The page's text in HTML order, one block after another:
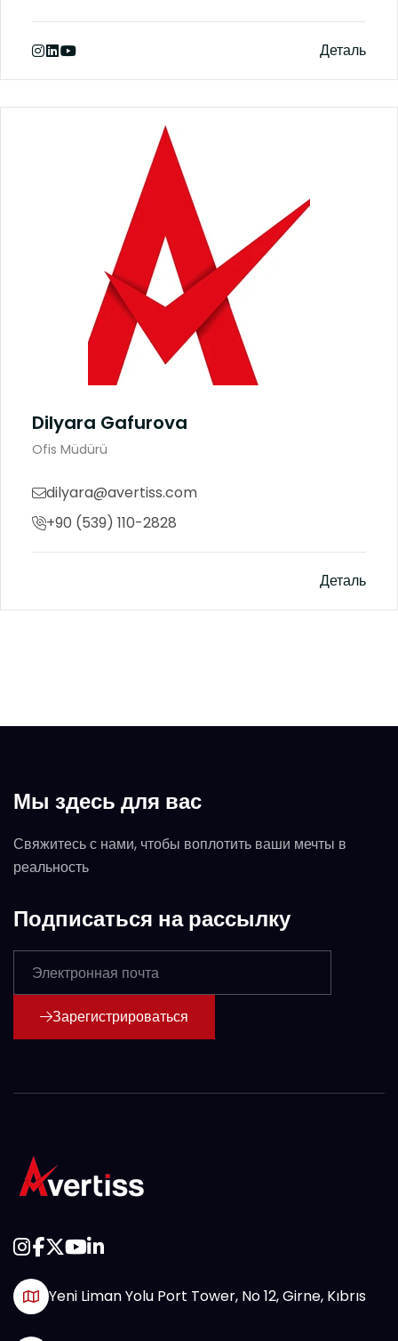
Деталь
Dilyara Gafurova
Ofis Müdürü
dilyara@avertiss.com
+90 (539) 110-2828
Деталь
Мы здесь для вас
Свяжитесь с нами, чтобы воплотить ваши мечты в
реальность
Подписаться на рассылку
Зарегистрироваться
Yeni Liman Yolu Port Tower, No 12, Girne, Kıbrıs